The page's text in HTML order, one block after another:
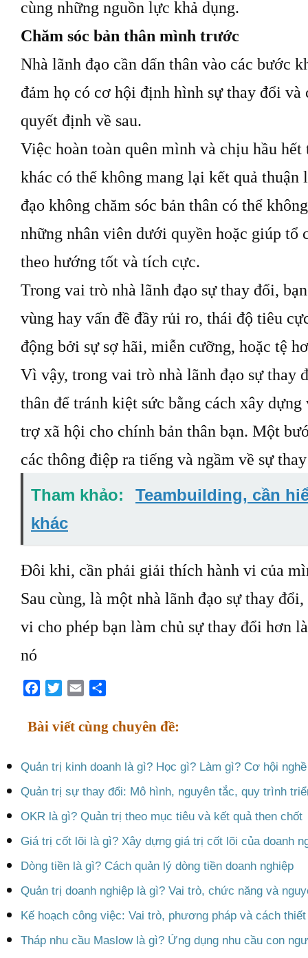
cùng những nguồn lực khả dụng.
Chăm sóc bản thân mình trước
Nhà lãnh đạo cần dấn thân vào các bước
đảm họ có cơ hội định hình sự thay đổi và
quyết định về sau.
Việc hoàn toàn quên mình và chịu hầu
khác có thể không mang lại kết quả
đạo không chăm sóc bản thân có thể
những nhân viên dưới quyền hoặc giúp tổ
theo hướng tốt và tích cực.
Trong vai trò nhà lãnh đạo sự thay đổi,
vùng hay vấn đề đầy rủi ro, thái độ tiêu
động bởi sự sợ hãi, miễn cưỡng, hoặc tệ
Vì vậy, trong vai trò nhà lãnh đạo sự thay
thân để tránh kiệt sức bằng cách xây
trợ xã hội cho chính bản thân bạn. Một
các thông điệp ra tiếng và ngầm về sự
Tham khảo:
Teambuilding, cần
khác
Đôi khi, cần phải giải thích hành vi của
Sau cùng, là một nhà lãnh đạo sự thay
vi cho phép bạn làm chủ sự thay đổi hơn
nó
Facebook
TwitterEmail
Bài viết cùng chuyên đề:
Quản trị kinh doanh là gì? Học gì? Làm gì? Cơ hội
Quản trị sự thay đổi: Mô hình, nguyên tắc, quy trình
OKR là gì? Quản trị theo mục tiêu và kết quả then chốt
Giá trị cốt lõi là gì? Xây dựng giá trị cốt lõi của doanh
Dòng tiền là gì? Cách quản lý dòng tiền doanh nghiệp
Quản trị doanh nghiệp là gì? Vai trò, chức năng và
Kế hoạch công việc: Vai trò, phương pháp và cách
Tháp nhu cầu Maslow là gì? Ứng dụng nhu cầu con